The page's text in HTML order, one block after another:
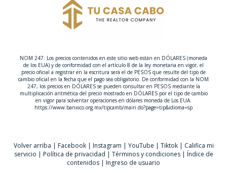
NOM 247: Los precios contenidos en este sitio web están en DÓLARES (moneda
de los EUA) y de conformidad con el artículo 8 de la ley monetaria en vigor, el
precio oficial a registrar en la escritura será el de PESOS que resulte del tipo de
cambio oficial en la fecha que el pago sea obligatorio. De conformidad con la NOM
247, los precios en DÓLARES se pueden consultar en PESOS mediante la
multiplicación aritmética del precio mostrado en DÓLARES por el tipo de cambio
en vigor para solventar operaciones en dólares moneda de Los EUA.
https://www.banxico.org.mx/tipcamb/main.do?page=tip&idioma=sp
Volver arriba | Facebook| Instagram | YouTube | Tiktok| Califica mi
servicio | Política de privacidad | Términos y condiciones| Índice de
contenidos | Ingreso de usuario